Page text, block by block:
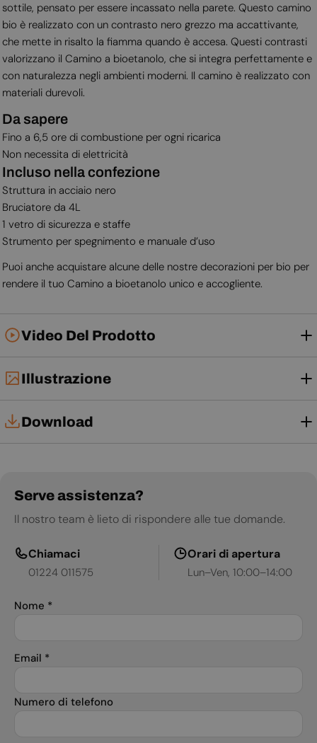
sottile, pensato per essere incassato nella parete. Questo camino
bio è realizzato con un contrasto nero grezzo ma accattivante,
che mette in risalto la fiamma quando è accesa. Questi contrasti
valorizzano il Camino a bioetanolo, che si integra perfettamente e
con naturalezza negli ambienti moderni. Il camino è realizzato con
materiali durevoli.
Da sapere
Fino a 6,5 ore di combustione per ogni ricarica
Non necessita di elettricità
Incluso nella confezione
Struttura in acciaio nero
Bruciatore da 4L
1 vetro di sicurezza e staffe
Strumento per spegnimento e manuale d’uso
Puoi anche acquistare alcune delle nostre decorazioni per bio per
rendere il tuo Camino a bioetanolo unico e accogliente.
Video Del Prodotto
Illustrazione
Download
Serve assistenza?
Il nostro team è lieto di rispondere alle tue domande.
Chiamaci
01224 011575
Orari di apertura
Lun–Ven, 10:00–14:00
Nome *
Email *
Numero di telefono